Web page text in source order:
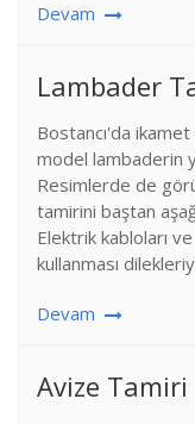
Devam
Lambader
Bostancı'da
model lambaderin
Resimlerde de
tamirini baştan
Elektrik kabloları
kullanması
Devam
Avize